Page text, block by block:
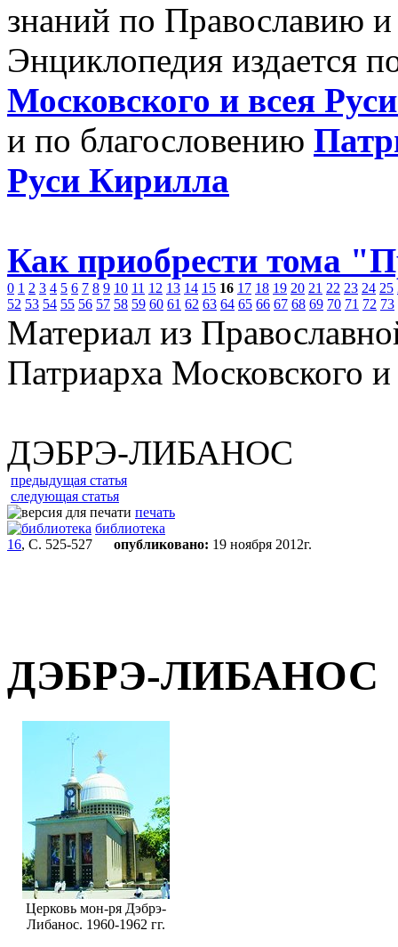
знаний по Православию
Энциклопедия издается
Московского и всея
и по благословению
Руси Кирилла
Как приобрести тома
0 1 2 3 4 5 6 7 8 9 10 11 12 13 14 15 16 17 18 19 20 21 22 23 24 25
52 53 54 55 56 57 58 59 60 61 62 63 64 65 66 67 68 69 70 71 72 73
Материал из
Патриарха Московского
ДЭБРЭ-ЛИБАНОС
предыдущая статья
следующая статья
печать
библиотека
16, С. 525-527 опубликовано: 19 ноября 2012г.
ДЭБРЭ-ЛИБАНОС
Церковь мон-ря Дэбрэ-
Либанос. 1960-1962 гг.